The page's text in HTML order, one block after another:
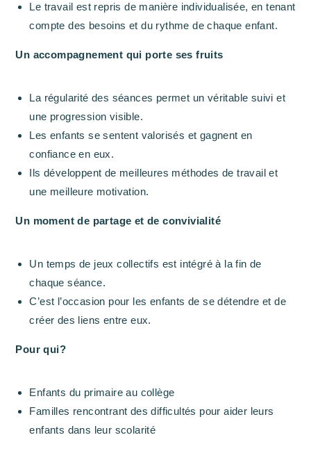
Le travail est repris de manière individualisée, en tenant
compte des besoins et du rythme de chaque enfant.
Un accompagnement qui porte ses fruits
La régularité des séances permet un véritable suivi et
une progression visible.
Les enfants se sentent valorisés et gagnent en
confiance en eux.
Ils développent de meilleures méthodes de travail et
une meilleure motivation.
Un moment de partage et de convivialité
Un temps de jeux collectifs est intégré à la fin de
chaque séance.
C’est l’occasion pour les enfants de se détendre et de
créer des liens entre eux.
Pour qui?
Enfants du primaire au collège
Familles rencontrant des difficultés pour aider leurs
enfants dans leur scolarité